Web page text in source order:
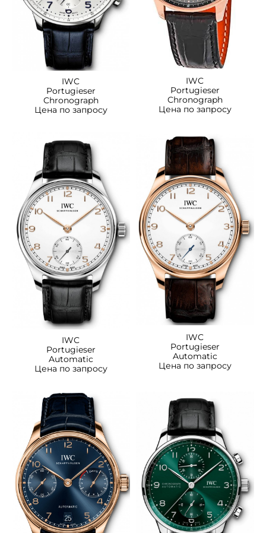
IWC
Portugieser
Chronograph
Цена по запросу
IWC
Portugieser
Chronograph
Цена по запросу
IWC
Portugieser
Automatic
Цена по запросу
IWC
Portugieser
Automatic
Цена по запросу